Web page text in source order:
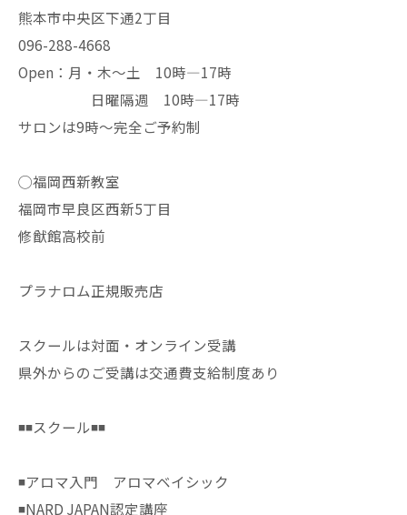
熊本市中央区下通2丁目
096-288-4668
Open：月・木〜土 10時—17時
日曜隔週 10時—17時
サロンは9時〜完全ご予約制
◯福岡西新教室
福岡市早良区西新5丁目
修猷館高校前
プラナロム正規販売店
スクールは対面・オンライン受講
県外からのご受講は交通費支給制度あり
◾️◾️スクール◾️◾️
◾️アロマ入門 アロマベイシック
◾️NARD JAPAN認定講座